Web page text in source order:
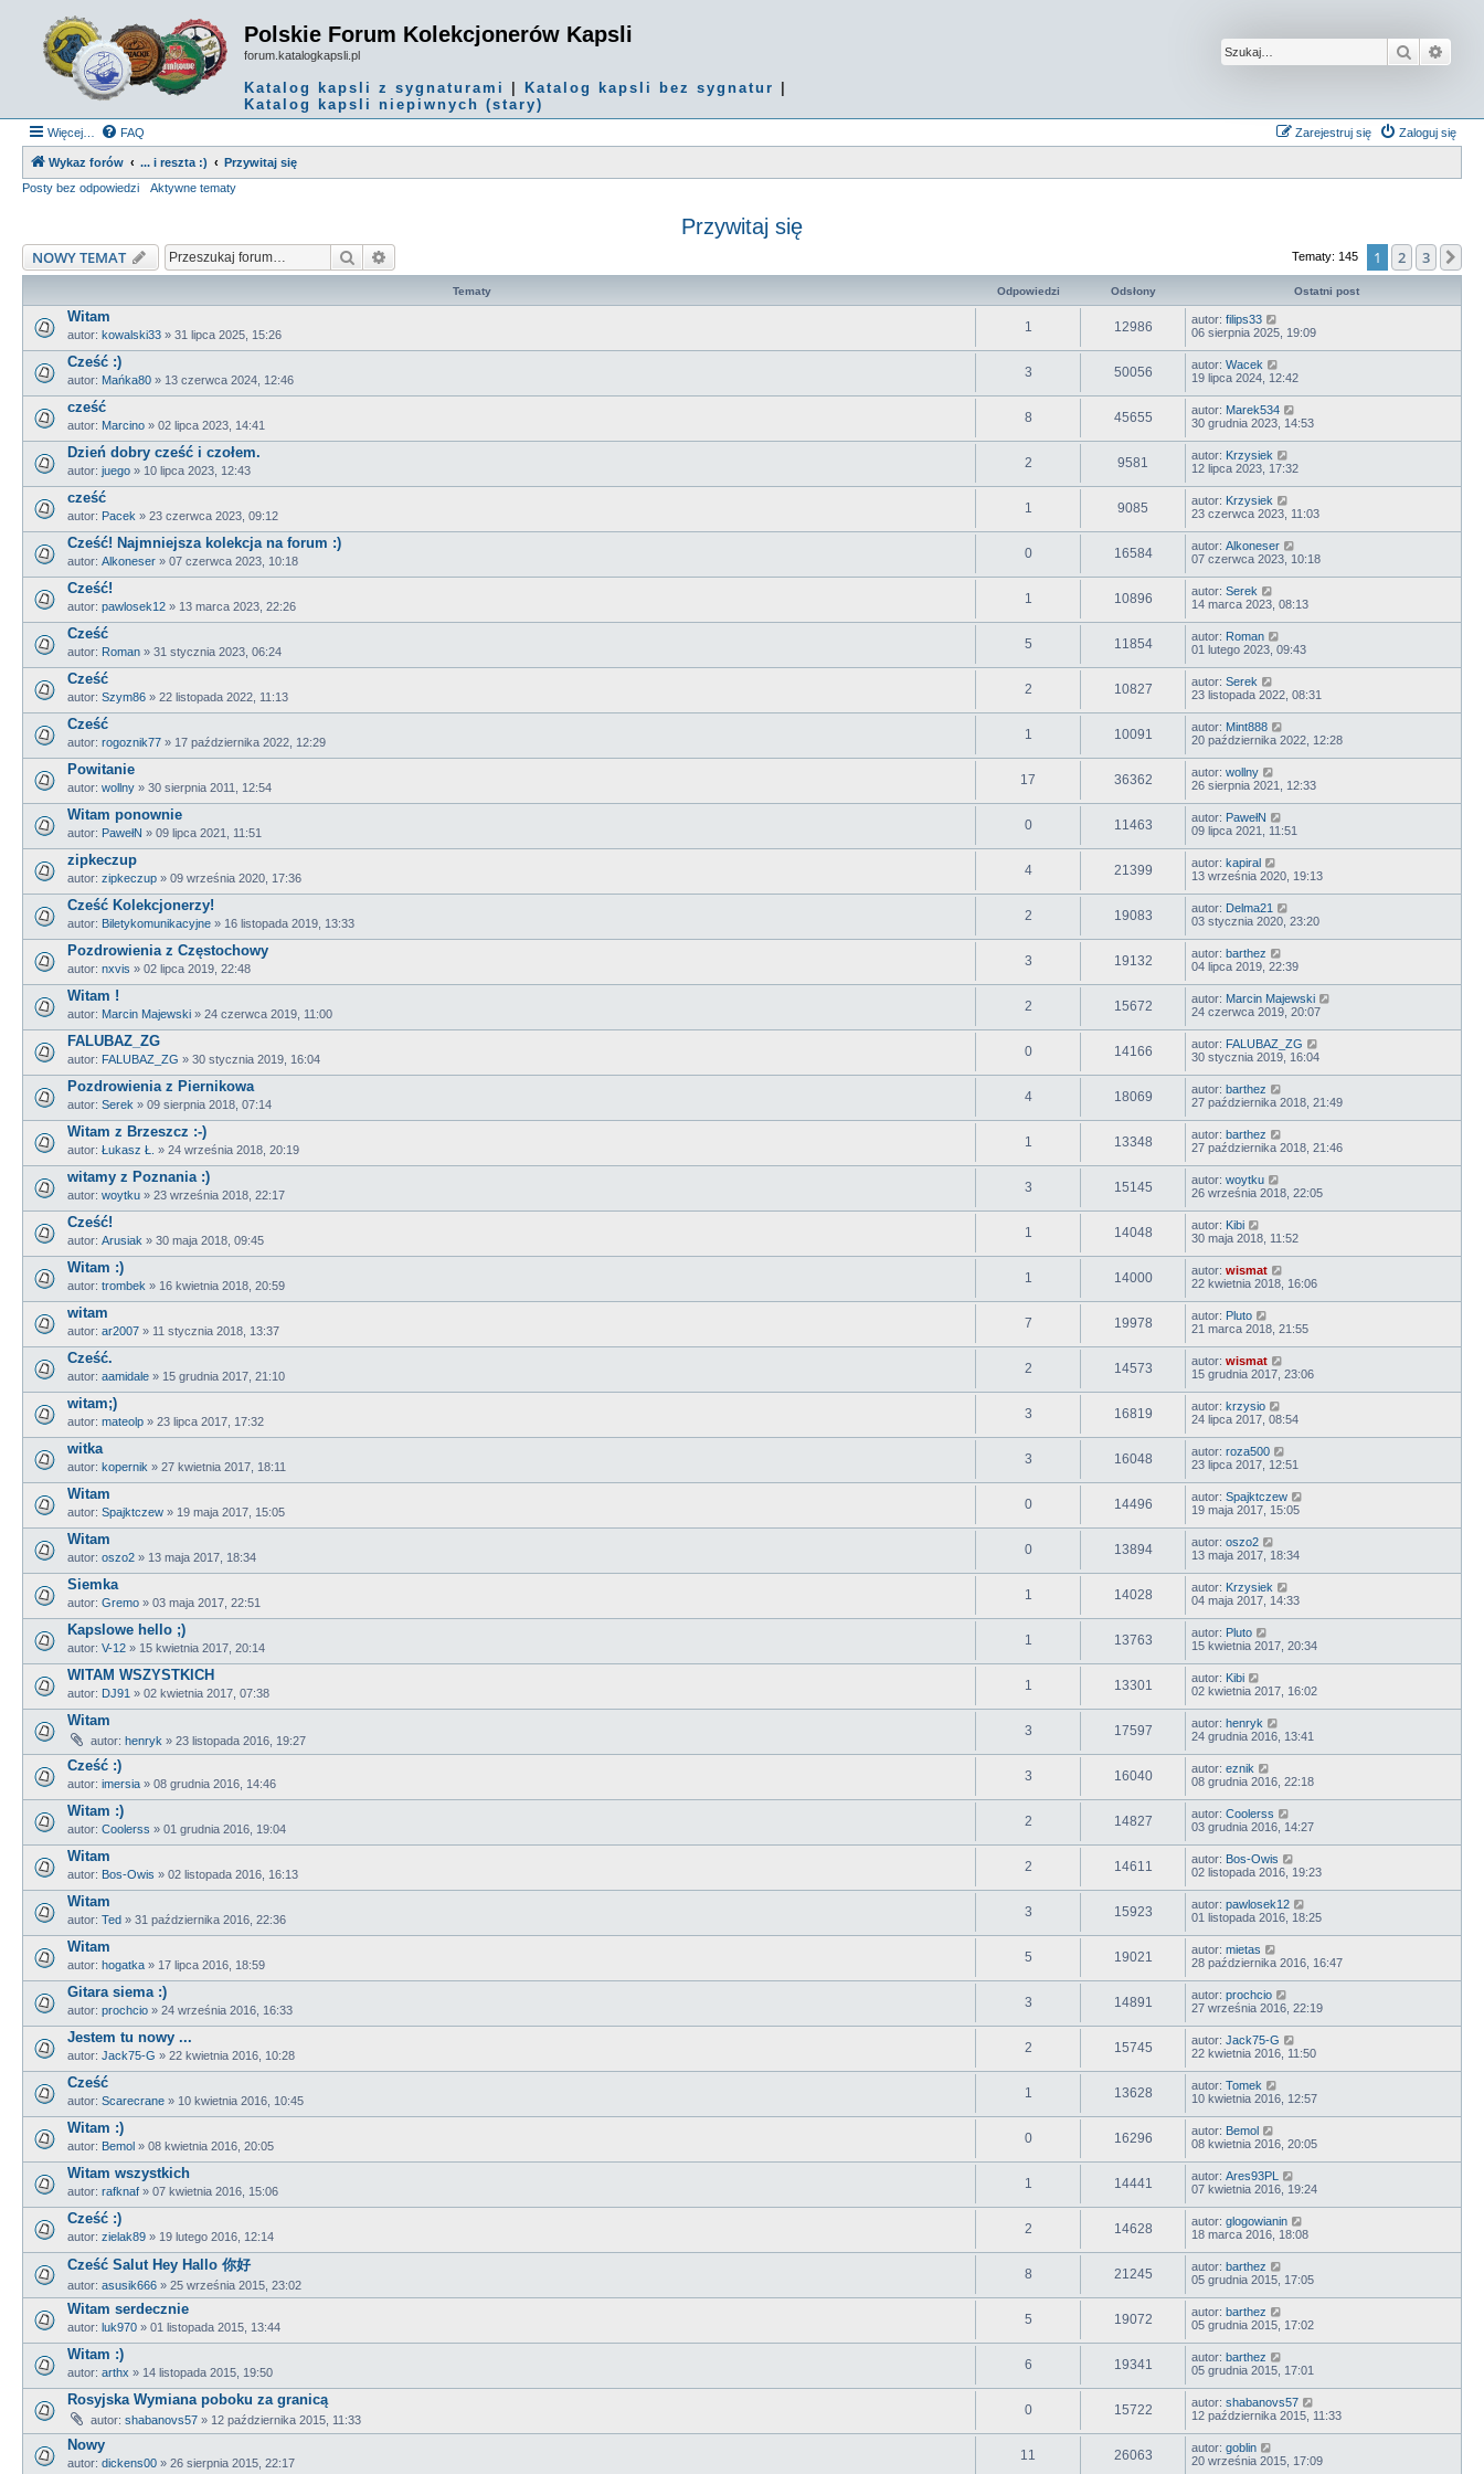
Polskie Forum Kolekcjonerów Kapsli
forum.katalogkapsli.pl
Katalog kapsli z sygnaturami Katalog kapsli bez sygnatur
Katalog kapsli niepiwnych (stary)
Szukaj
Więcej… FAQ Zaloguj się
Zarejestruj się
Wykaz forów ... i reszta :)
Przywitaj się
Posty bez odpowiedzi
Aktywne tematy
Przywitaj się
NOWY TEMAT Szukaj Tematy: 145 1 2 3
Tematy Odpowiedzi Odsłony Ostatni post
Witam
autor: kowalski33 » 31 lipca 2025, 15:26
1 12986 autor: filips33
06 sierpnia 2025, 19:09
Cześć :)
autor: Mańka80 » 13 czerwca 2024, 12:46
3 50056 autor: Wacek
19 lipca 2024, 12:42
cześć
autor: Marcino » 02 lipca 2023, 14:41
8 45655 autor: Marek534
30 grudnia 2023, 14:53
Dzień dobry cześć i czołem.
autor: juego » 10 lipca 2023, 12:43
2 9581 autor: Krzysiek
12 lipca 2023, 17:32
cześć
autor: Pacek » 23 czerwca 2023, 09:12
1 9085 autor: Krzysiek
23 czerwca 2023, 11:03
Cześć! Najmniejsza kolekcja na forum :)
autor: Alkoneser » 07 czerwca 2023, 10:18
0 16584 autor: Alkoneser
07 czerwca 2023, 10:18
Cześć!
autor: pawlosek12 » 13 marca 2023, 22:26
1 10896 autor: Serek
14 marca 2023, 08:13
Cześć
autor: Roman » 31 stycznia 2023, 06:24
5 11854 autor: Roman
01 lutego 2023, 09:43
Cześć
autor: Szym86 » 22 listopada 2022, 11:13
2 10827 autor: Serek
23 listopada 2022, 08:31
Cześć
autor: rogoznik77 » 17 października 2022, 12:29
1 10091 autor: Mint888
20 października 2022, 12:28
Powitanie
autor: wollny » 30 sierpnia 2011, 12:54
17 36362 autor: wollny
26 sierpnia 2021, 12:33
Witam ponownie
autor: PawełN » 09 lipca 2021, 11:51
0 11463 autor: PawełN
09 lipca 2021, 11:51
zipkeczup
autor: zipkeczup » 09 września 2020, 17:36
4 21399 autor: kapiral
13 września 2020, 19:13
Cześć Kolekcjonerzy!
autor: Biletykomunikacyjne » 16 listopada 2019, 13:33
2 19083 autor: Delma21
03 stycznia 2020, 23:20
Pozdrowienia z Częstochowy
autor: nxvis » 02 lipca 2019, 22:48
3 19132 autor: barthez
04 lipca 2019, 22:39
Witam !
autor: Marcin Majewski » 24 czerwca 2019, 11:00
2 15672 autor: Marcin Majewski
24 czerwca 2019, 20:07
FALUBAZ_ZG
autor: FALUBAZ_ZG » 30 stycznia 2019, 16:04
0 14166 autor: FALUBAZ_ZG
30 stycznia 2019, 16:04
Pozdrowienia z Piernikowa
autor: Serek » 09 sierpnia 2018, 07:14
4 18069 autor: barthez
27 października 2018, 21:49
Witam z Brzeszcz :-)
autor: Łukasz Ł. » 24 września 2018, 20:19
1 13348 autor: barthez
27 października 2018, 21:46
witamy z Poznania :)
autor: woytku » 23 września 2018, 22:17
3 15145 autor: woytku
26 września 2018, 22:05
Cześć!
autor: Arusiak » 30 maja 2018, 09:45
1 14048 autor: Kibi
30 maja 2018, 11:52
Witam :)
autor: trombek » 16 kwietnia 2018, 20:59
1 14000 autor: wismat
22 kwietnia 2018, 16:06
witam
autor: ar2007 » 11 stycznia 2018, 13:37
7 19978 autor: Pluto
21 marca 2018, 21:55
Cześć.
autor: aamidale » 15 grudnia 2017, 21:10
2 14573 autor: wismat
15 grudnia 2017, 23:06
witam;)
autor: mateolp » 23 lipca 2017, 17:32
3 16819 autor: krzysio
24 lipca 2017, 08:54
witka
autor: kopernik » 27 kwietnia 2017, 18:11
3 16048 autor: roza500
23 lipca 2017, 12:51
Witam
autor: Spajktczew » 19 maja 2017, 15:05
0 14496 autor: Spajktczew
19 maja 2017, 15:05
Witam
autor: oszo2 » 13 maja 2017, 18:34
0 13894 autor: oszo2
13 maja 2017, 18:34
Siemka
autor: Gremo » 03 maja 2017, 22:51
1 14028 autor: Krzysiek
04 maja 2017, 14:33
Kapslowe hello ;)
autor: V-12 » 15 kwietnia 2017, 20:14
1 13763 autor: Pluto
15 kwietnia 2017, 20:34
WITAM WSZYSTKICH
autor: DJ91 » 02 kwietnia 2017, 07:38
1 13301 autor: Kibi
02 kwietnia 2017, 16:02
Witam
autor: henryk » 23 listopada 2016, 19:27
3 17597 autor: henryk
24 grudnia 2016, 13:41
Cześć :)
autor: imersia » 08 grudnia 2016, 14:46
3 16040 autor: eznik
08 grudnia 2016, 22:18
Witam :)
autor: Coolerss » 01 grudnia 2016, 19:04
2 14827 autor: Coolerss
03 grudnia 2016, 14:27
Witam
autor: Bos-Owis » 02 listopada 2016, 16:13
2 14611 autor: Bos-Owis
02 listopada 2016, 19:23
Witam
autor: Ted » 31 października 2016, 22:36
3 15923 autor: pawlosek12
01 listopada 2016, 18:25
Witam
autor: hogatka » 17 lipca 2016, 18:59
5 19021 autor: mietas
28 października 2016, 16:47
Gitara siema :)
autor: prochcio » 24 września 2016, 16:33
3 14891 autor: prochcio
27 września 2016, 22:19
Jestem tu nowy ...
autor: Jack75-G » 22 kwietnia 2016, 10:28
2 15745 autor: Jack75-G
22 kwietnia 2016, 11:50
Cześć
autor: Scarecrane » 10 kwietnia 2016, 10:45
1 13628 autor: Tomek
10 kwietnia 2016, 12:57
Witam :)
autor: Bemol » 08 kwietnia 2016, 20:05
0 16296 autor: Bemol
08 kwietnia 2016, 20:05
Witam wszystkich
autor: rafknaf » 07 kwietnia 2016, 15:06
1 14441 autor: Ares93PL
07 kwietnia 2016, 19:24
Cześć :)
autor: zielak89 » 19 lutego 2016, 12:14
2 14628 autor: glogowianin
18 marca 2016, 18:08
Cześć Salut Hey Hallo 你好
autor: asusik666 » 25 września 2015, 23:02
8 21245 autor: barthez
05 grudnia 2015, 17:05
Witam serdecznie
autor: luk970 » 01 listopada 2015, 13:44
5 19072 autor: barthez
05 grudnia 2015, 17:02
Witam :)
autor: arthx » 14 listopada 2015, 19:50
6 19341 autor: barthez
05 grudnia 2015, 17:01
Rosyjska Wymiana poboku za granicą
autor: shabanovs57 » 12 października 2015, 11:33
0 15722 autor: shabanovs57
12 października 2015, 11:33
Nowy
autor: dickens00 » 26 sierpnia 2015, 22:17
11 26063 autor: goblin
20 września 2015, 17:09